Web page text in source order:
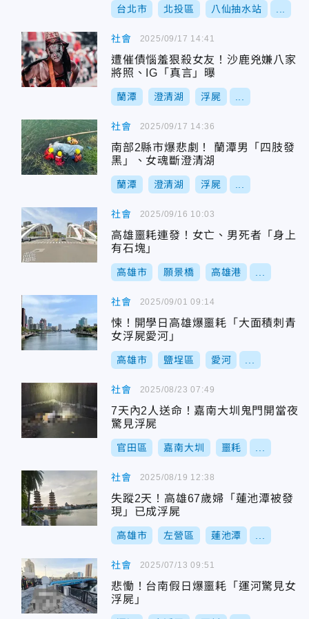
台北市 北投區 八仙抽水站
社會
遭催債惱羞狠殺女友！沙鹿兇嫌八家
將照、IG「真言」曝
蘭潭 澄清湖 浮屍
2025/09/17 14:41
社會
南部2縣市爆悲劇！ 蘭潭男「四肢發
黑」、女魂斷澄清湖
蘭潭 澄清湖 浮屍
2025/09/17 14:36
社會
高雄噩耗連發！女亡、男死者「身上
有石塊」
高雄市 願景橋 高雄港
2025/09/16 10:03
社會
悚！開學日高雄爆噩耗「大面積刺青
女浮屍愛河」
高雄市 鹽埕區 愛河
2025/09/01 09:14
社會
7天內2人送命！嘉南大圳鬼門開當夜
驚見浮屍
官田區 嘉南大圳 噩耗
2025/08/23 07:49
社會
失蹤2天！高雄67歲婦「蓮池潭被發
現」已成浮屍
高雄市 左營區 蓮池潭
2025/08/19 12:38
社會
悲慟！台南假日爆噩耗「運河驚見女
浮屍」
2025/07/13 09:51